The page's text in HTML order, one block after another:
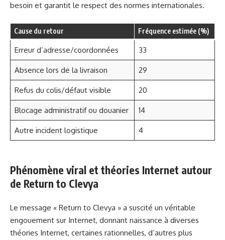
besoin et garantit le respect des normes internationales.
Cause du retour Fréquence estimée (%)
Erreur d’adresse/coordonnées 33
Absence lors de la livraison 29
Refus du colis/défaut visible 20
Blocage administratif ou douanier 14
Autre incident logistique 4
Phénomène viral et théories Internet autour
de Return to Clevya
Le message « Return to Clevya » a suscité un véritable
engouement sur Internet, donnant naissance à diverses
théories Internet, certaines rationnelles, d’autres plus